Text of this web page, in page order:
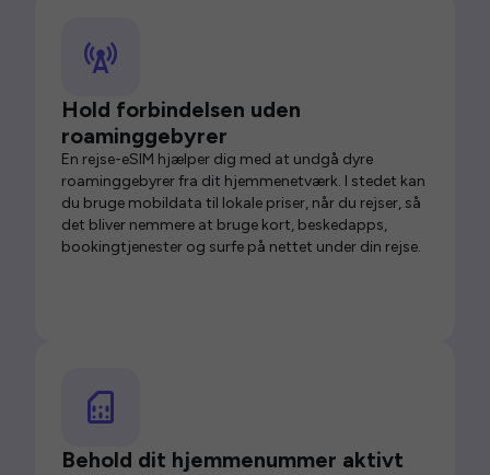
Hold forbindelsen uden
roaminggebyrer
En rejse-eSIM hjælper dig med at undgå dyre
roaminggebyrer fra dit hjemmenetværk. I stedet kan
du bruge mobildata til lokale priser, når du rejser, så
det bliver nemmere at bruge kort, beskedapps,
bookingtjenester og surfe på nettet under din rejse.
Behold dit hjemmenummer aktivt